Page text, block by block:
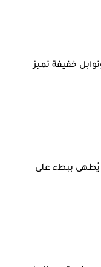
خفيفة تميز
يُطهى ببطء على